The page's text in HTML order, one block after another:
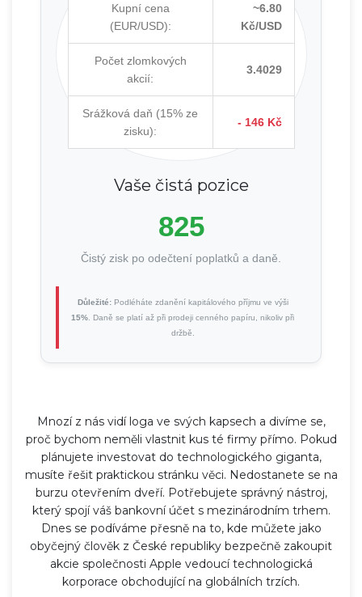
Kupní cena
(EUR/USD):
~6.80
Kč/USD
Počet zlomkových
akcií:
3.4029
Srážková daň (15% ze
zisku):
- 146 Kč
Vaše čistá pozice
825
Čistý zisk po odečtení poplatků a daně.
Důležité:Podléháte zdanění kapitálového příjmu ve výši
15% . Daně se platí až při prodeji cenného papíru, nikoliv při
držbě.
Mnozí z nás vidí loga ve svých kapsech a divíme se,
proč bychom neměli vlastnit kus té firmy přímo. Pokud
plánujete investovat do technologického giganta,
musíte řešit praktickou stránku věci. Nedostanete se na
burzu otevřením dveří. Potřebujete správný nástroj,
který spojí váš bankovní účet s mezinárodním trhem.
Dnes se podíváme přesně na to, kde můžete jako
obyčejný člověk z České republiky bezpečně zakoupit
akcie společnosti Apple vedoucí technologická
korporace obchodující na globálních trzích.